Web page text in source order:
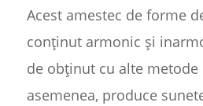
Acest amestec de forme
conținut armonic și
de obținut cu alte metode
asemenea, produce